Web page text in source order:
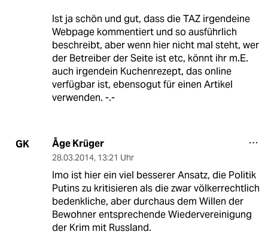
Ist ja schön und gut, dass die TAZ irgendeine
Webpage kommentiert und so ausführlich
beschreibt, aber wenn hier nicht mal steht, wer
der Betreiber der Seite ist etc, könnt ihr m.E.
auch irgendein Kuchenrezept, das online
verfügbar ist, ebensogut für einen Artikel
verwenden. -.-
GK Åge Krüger
28.03.2014, 13:21 Uhr
Imo ist hier ein viel besserer Ansatz, die Politik
Putins zu kritisieren als die zwar völkerrechtlich
bedenkliche, aber durchaus dem Willen der
Bewohner entsprechende Wiedervereinigung
der Krim mit Russland.